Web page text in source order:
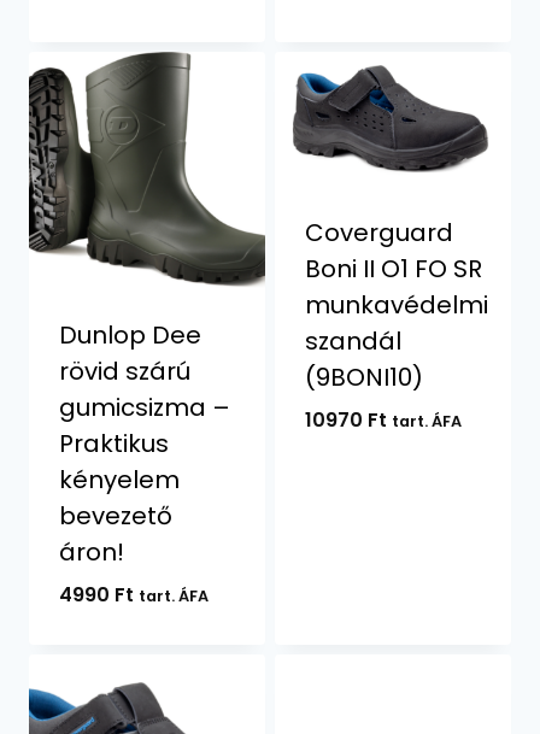
11380 Ft.
Dunlop Dee
rövid szárú
gumicsizma –
Praktikus
kényelem
bevezető
áron!
4990 Ft tart. ÁFA
Coverguard
Boni II O1 FO SR
munkavédelmi
szandál
(9BONI10)
10970 Ft tart. ÁFA